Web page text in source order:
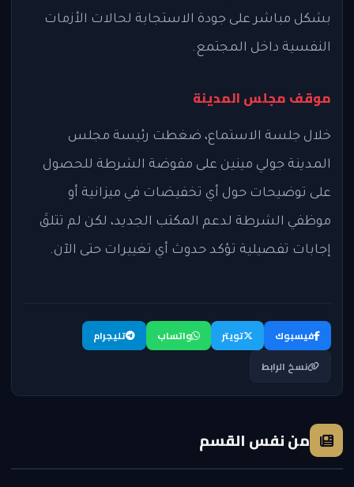
بشكل مباشر على جودة الاستجابة لحالات الأزمات
النفسية داخل المجتمع.
موقف مجلس المدينة
خلال جلسة الاستماع، ضغطت رئيسة مجلس
المدينة جولي مينين على مفوضة الشرطة للحصول
على توضيحات حول أي تخفيضات في ميزانية أو
موظفي الشرطة لدعم المكتب الجديد، لكن لم تتلقَ
إجابات تفصيلية تؤكد حدوث أي تغييرات حتى الآن.
فيسبوك تويتر واتساب
تليجرام
نسخ الرابط
من نفس القسم